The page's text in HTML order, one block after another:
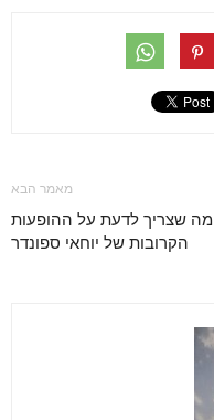
מאמר הבא
שצריך לדעת על ההופעות
הקרובות של יוחאי ספונדר